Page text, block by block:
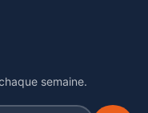
semaine.